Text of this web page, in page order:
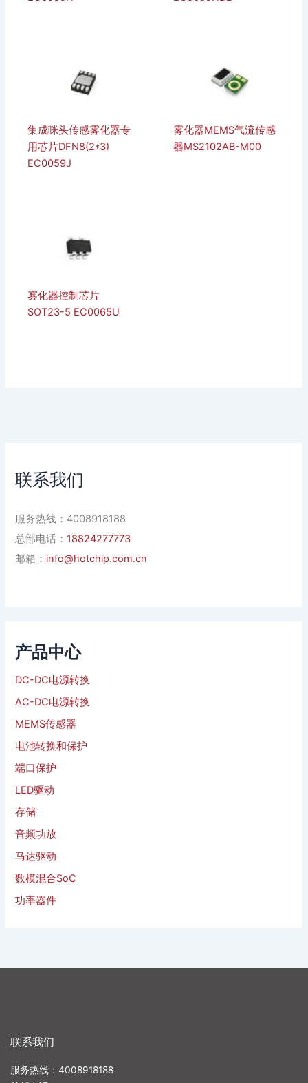
联系我们
服务热线：4008918188
总部电话：18824277773
邮箱： info@hotchip.com.cn
产品中心
DC-DC电源转换
AC-DC电源转换
MEMS传感器
电池转换和保护
端口保护
LED驱动
存储
音频功放
马达驱动
数模混合SoC
功率器件
集成咪头传感雾化器专
用芯片DFN8(2*3)
EC0059J
雾化器MEMS气流传感
器MS2102AB-M00
雾化器控制芯片
SOT23-5 EC0065U
联系我们
服务热线：4008918188